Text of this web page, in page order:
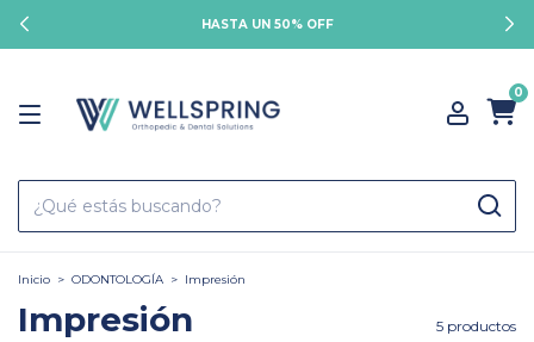
HASTA UN 50% OFF
0
Inicio > ODONTOLOGÍA > Impresión
Impresión 5 productos